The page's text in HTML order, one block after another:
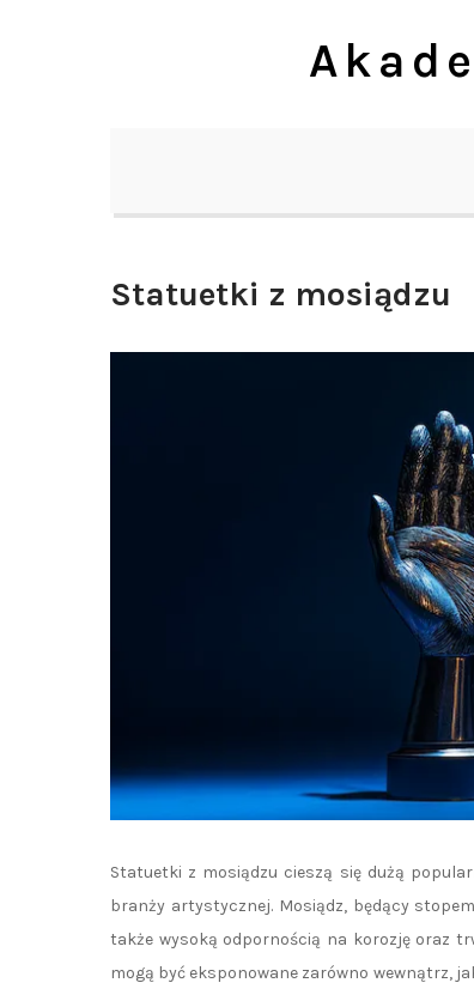
Statuetki z mosiądzu
Statuetki z mosiądzu cieszą się dużą
branży artystycznej. Mosiądz, będący
także wysoką odpornością na korozję oraz
mogą być eksponowane zarówno wewnątrz,